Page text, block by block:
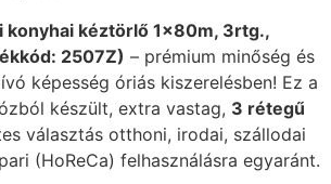
konyhai kéztörlő 1x80m, 3rtg.,
2507Z) – prémium minőség és
képesség óriás kiszerelésben! Ez a
készült, extra vastag, 3 rétegű
választás otthoni, irodai, szállodai
(HoReCa) felhasználásra egyaránt.